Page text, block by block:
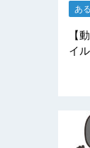
あ
【
イ